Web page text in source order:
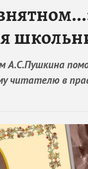
А.С.Пушкина
читателю в